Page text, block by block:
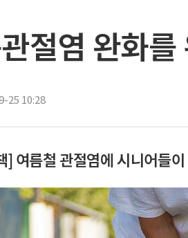
절염 완화
25 10:28
] 여름철 관절염에 시니어들